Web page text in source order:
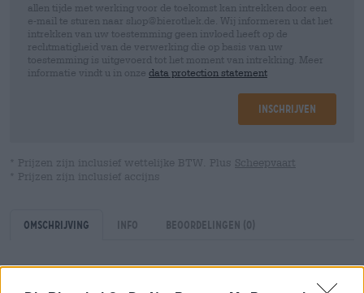
allen tijde met werking voor de toekomst kan intrekken door een
e-mail te sturen naar shop@bierothek.de. Wij informeren u dat het
intrekken van uw toestemming geen invloed heeft op de
rechtmatigheid van de verwerking die op basis van uw
toestemming is uitgevoerd tot het moment van intrekking. Meer
informatie vindt u in onze data protection statement
Inschrijven
* Prijzen zijn inclusief wettelijke BTW. Plus Scheepvaart
* Prijzen zijn inclusief accijns
Omschrijving Info Beoordelingen (0)
Het mooie aan bier is dat het heerlijk ongecompliceerd